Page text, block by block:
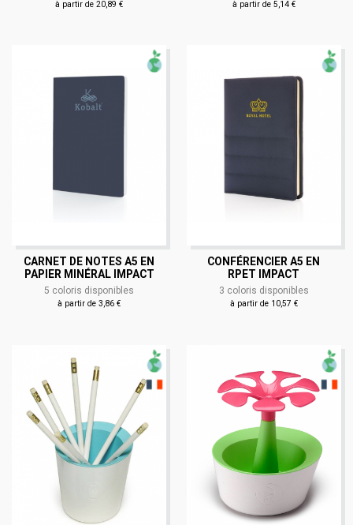
à partir de 20,89 € à partir de 5,14 €
CARNET DE NOTES A5 EN
PAPIER MINÉRAL IMPACT
5 coloris disponibles
à partir de 3,86 €
CONFÉRENCIER A5 EN
RPET IMPACT
3 coloris disponibles
à partir de 10,57 €